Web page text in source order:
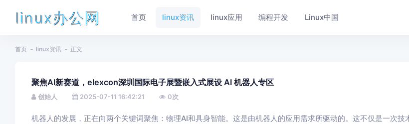
linux办公网 首页 linux资讯 linux应用 编程开发 Linux中国
首页 linux资讯 正文
聚焦AI新赛道，elexcon深圳国际电子展暨嵌入式展设 AI 机器人专区
创始人 2025-07-11 16:42:21 0次
机器人的发展，正在向两个关键词聚焦：物理AI和具身智能。这是由机器人的应用需求所驱动的。这不仅是一次技